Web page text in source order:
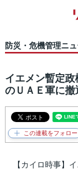
防災・危機管理ニ
イエメン暫定
のＵＡＥ軍に撤
【カイロ時事】イ